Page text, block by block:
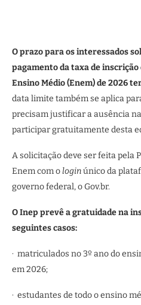
O prazo para os interessados
pagamento da taxa de inscrição
Ensino Médio (Enem) de 2026
data limite também se aplica
precisam justificar a ausência
participar gratuitamente desta
A solicitação deve ser feita pela
Enem com ologinúnico da
governo federal, o Gov.br.
O Inep prevê a gratuidade na
seguintes casos:
· matriculados no 3º ano do
em 2026;
· estudantes de todo o ensino